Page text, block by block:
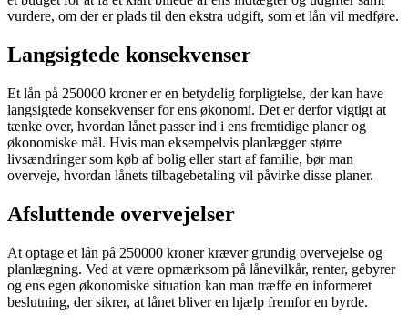
vurdere, om der er plads til den ekstra udgift, som et lån vil medføre.
Langsigtede konsekvenser
Et lån på 250000 kroner er en betydelig forpligtelse, der kan have
langsigtede konsekvenser for ens økonomi. Det er derfor vigtigt at
tænke over, hvordan lånet passer ind i ens fremtidige planer og
økonomiske mål. Hvis man eksempelvis planlægger større
livsændringer som køb af bolig eller start af familie, bør man
overveje, hvordan lånets tilbagebetaling vil påvirke disse planer.
Afsluttende overvejelser
At optage et lån på 250000 kroner kræver grundig overvejelse og
planlægning. Ved at være opmærksom på lånevilkår, renter, gebyrer
og ens egen økonomiske situation kan man træffe en informeret
beslutning, der sikrer, at lånet bliver en hjælp fremfor en byrde.